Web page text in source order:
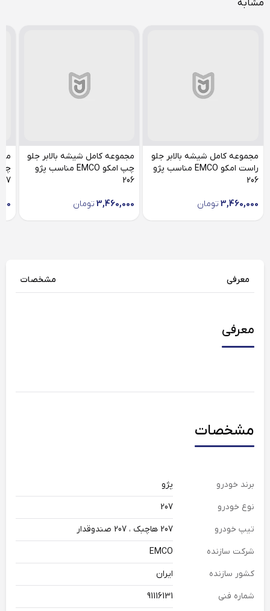
مشابه
مجموعه کامل شیشه بالابر جلو
راست امکو EMCO مناسب پژو
206
3,460,000 تومان
مجموعه کامل شیشه بالابر جلو
چپ امکو EMCO مناسب پژو
206
3,460,000 تومان
معرفی مشخصات
معرفی
مشخصات
برند خودرو
پژو
نوع خودرو
207
تیپ خودرو
207 هاچبک ، 207 صندوقدار
شرکت سازنده
EMCO
کشور سازنده
ایران
شماره فنی
91116131